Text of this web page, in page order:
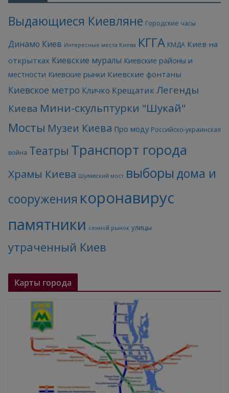
Выдающиеся Киевляне Городские часы
Динамо Киев Интересные места Киева КГГА КМДА Киев на
открытках Киевские муралы Киевские районы и
местности Киевские рынки Киевские фонтаны
Киевское метро Кличко КрещатикЛегенды
Киева Мини-скульптурки "Шукай"
Мосты Музеи Киева Про моду Российско-украинская
война Театры Транспорт города
Храмы Киева Шулявский мост выборы дома и
сооружения коронавирус
памятники сенной рынок улицы
утраченный Киев
Карты города